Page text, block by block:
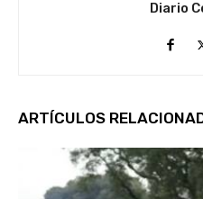
Diario
ARTÍCULOS